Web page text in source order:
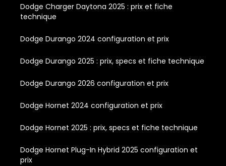
Dodge Charger Daytona 2025 : prix et fiche
technique
Dodge Durango 2024 configuration et prix
Dodge Durango 2025 : prix, specs et fiche technique
Dodge Durango 2026 configuration et prix
Dodge Hornet 2024 configuration et prix
Dodge Hornet 2025 : prix, specs et fiche technique
Dodge Hornet Plug-In Hybrid 2025 configuration et
prix